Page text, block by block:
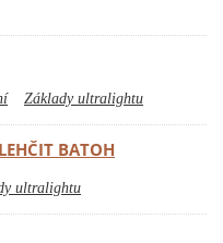
Základy ultralightu
BATOH
ultralightu